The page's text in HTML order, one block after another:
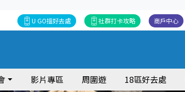
商戶中心
社群打卡攻略
U GO搵好去處
影片專區 周圍遊 18區好去處